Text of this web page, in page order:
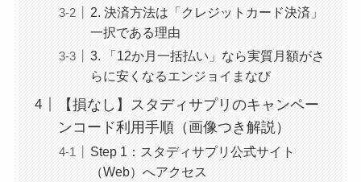
2. 決済方法は「クレジットカード決済」
一択である理由
3. 「12か月一括払い」なら実質月額がさ
らに安くなるエンジョイまなび
【損なし】スタディサプリのキャンペー
ンコード利用手順（画像つき解説）
Step 1：スタディサプリ公式サイト
（Web）へアクセス